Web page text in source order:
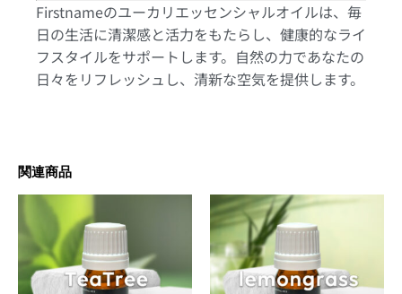
Firstnameのユーカリエッセンシャルオイルは、毎
日の生活に清潔感と活力をもたらし、健康的なライ
フスタイルをサポートします。自然の力であなたの
日々をリフレッシュし、清新な空気を提供します。
関連商品